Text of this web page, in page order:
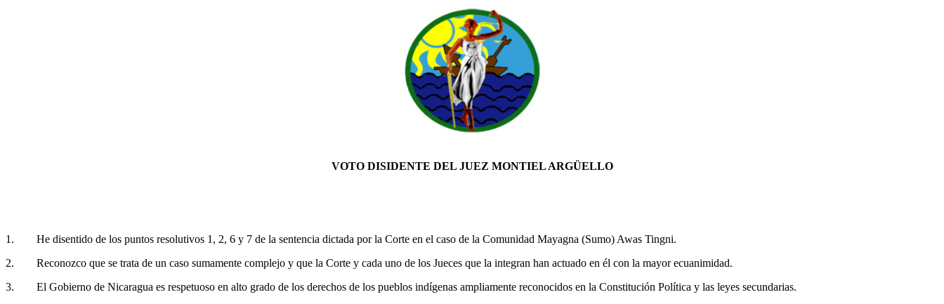
VOTO DISIDENTE DEL JUEZ MONTIEL ARGÜELLO
1. He disentido de los puntos resolutivos 1, 2, 6 y 7 de la sentencia dictada por la Corte en el caso de la Comunidad Mayagna (Sumo) Awas Tingni.
2. Reconozco que se trata de un caso sumamente complejo y que la Corte y cada uno de los Jueces que la integran han actuado en él con la mayor ecuanimidad.
3. El Gobierno de Nicaragua es respetuoso en alto grado de los derechos de los pueblos indígenas ampliamente reconocidos en la Constitución Política y las leyes secundarias.